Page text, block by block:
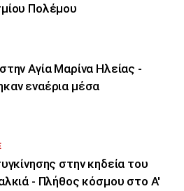
Πολέμου
Aγία Μαρίνα Ηλείας -
εναέρια μέσα
στην κηδεία του
- Πλήθος κόσμου στο Α'